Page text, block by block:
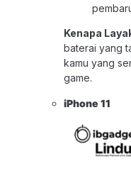
Kenapa
baterai yang
kamu yang
game.
iPhone 11